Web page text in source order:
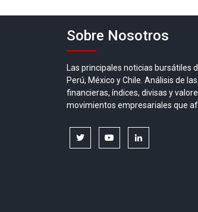
Sobre Nosotros
Las principales noticias bursátiles
Perú, México y Chile. Análisis de
financieras, índices, divisas y
movimientos empresariales que
twitter youtubelinkedin